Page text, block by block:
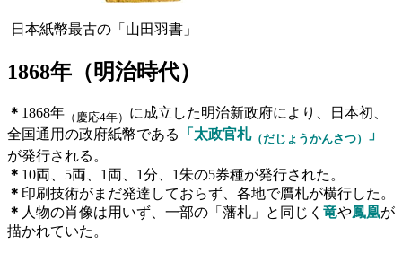
日本紙幣最古の「山田羽書」
1868年（明治時代）
＊ 1868年 （慶応4年） に成立した明治新政府により、日本初、
全国通用の政府紙幣である
「太政官札（だじょうかんさつ）
」
が発行される。
＊ 10両、5両、1両、1分、1朱の5券種が発行された。
＊ 印刷技術がまだ発達しておらず、各地で贋札が横行した。
＊ 人物の肖像は用いず、一部の「藩札」と同じく 竜や鳳凰が
描かれていた。